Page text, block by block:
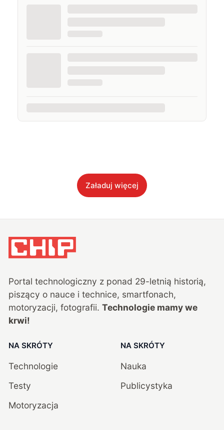
Załaduj więcej
Portal technologiczny z ponad 29-letnią historią,
piszący o nauce i technice, smartfonach,
motoryzacji, fotografii. Technologie mamy we
krwi!
NA SKRÓTY
Technologie
Testy
Motoryzacja
NA SKRÓTY
Nauka
Publicystyka